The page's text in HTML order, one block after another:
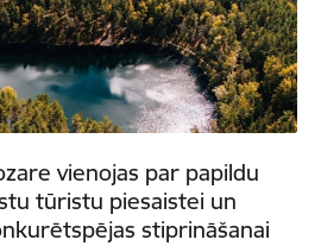
vienojas par papildu
tūristu piesaistei un
stiprināšanai